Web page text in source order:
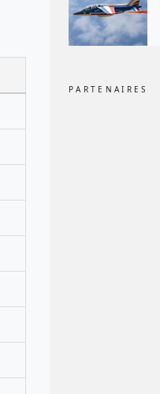
PARTENAIRES